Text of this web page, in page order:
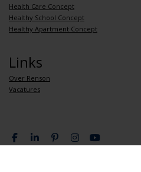
Health Care Concept
Healthy School Concept
Healthy Apartment Concept
Links
Over Renson
Vacatures